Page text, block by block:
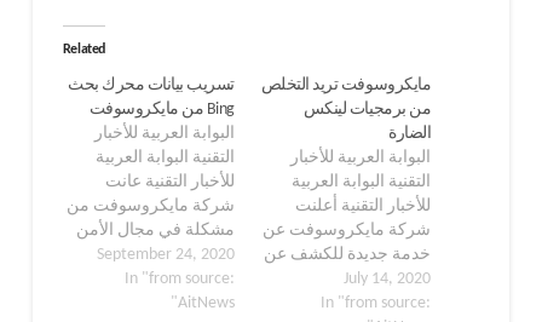
Related
تسريب بيانات محرك بحث
Bing من مايكروسوفت
البوابة العربية للأخبار
التقنية البوابة العربية
للأخبار التقنية عانت
شركة مايكروسوفت من
مشكلة في مجال الأمن
السيبراني في وقت
سابق من هذا الشهر
تتعلق بأحد خوادم محرك
September 24, 2020
In "from source:
AitNews"
مايكروسوفت تريد التخلص
من برمجيات لينكس
الضارة
البوابة العربية للأخبار
التقنية البوابة العربية
للأخبار التقنية أعلنت
شركة مايكروسوفت عن
خدمة جديدة للكشف عن
Freta)، وتأمل عملاقة
July 14, 2020
In "from source: